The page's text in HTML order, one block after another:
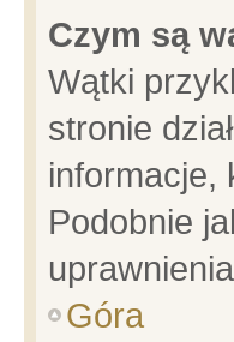
Czym są
Wątki
stronie
informacje,
Podobnie
Góra